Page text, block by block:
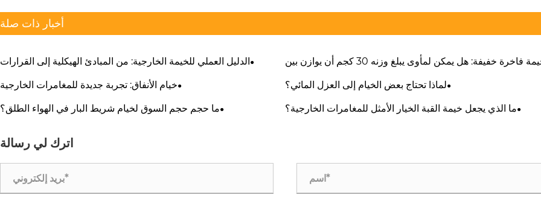
أخبار ذات صلة
الدليل العملي للخيمة الخارجية: من المبادئ الهيكلية إلى القرارات
الميدانية الحاسمة
خيمة فاخرة خفيفة: هل يمكن لمأوى يبلغ وزنه 30 كجم أن يوازن بين
الراحة في التخييم والمتانة طوال المواسم؟
خيام الأنفاق: تجربة جديدة للمغامرات الخارجية لماذا تحتاج بعض الخيام إلى العزل المائي؟
ما حجم حجم السوق لخيام شريط البار في الهواء الطلق؟ ما الذي يجعل خيمة القبة الخيار الأمثل للمغامرات الخارجية؟
اترك لي رسالة